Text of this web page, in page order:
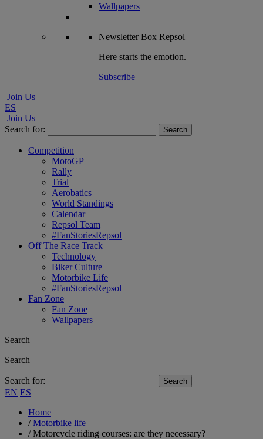
Wallpapers
NewsletterBox Repsol
Here starts the emotion.
Subscribe
Join Us
ES
Join Us
Search for:
Competition
MotoGP
Rally
Trial
Aerobatics
World Standings
Calendar
Repsol Team
#FanStoriesRepsol
Off The Race Track
Technology
Biker Culture
Motorbike Life
#FanStoriesRepsol
Fan Zone
Fan Zone
Wallpapers
Search
Search
Search for:
EN ES
Home
/Motorbike life
/Motorcycle riding courses: are they necessary?